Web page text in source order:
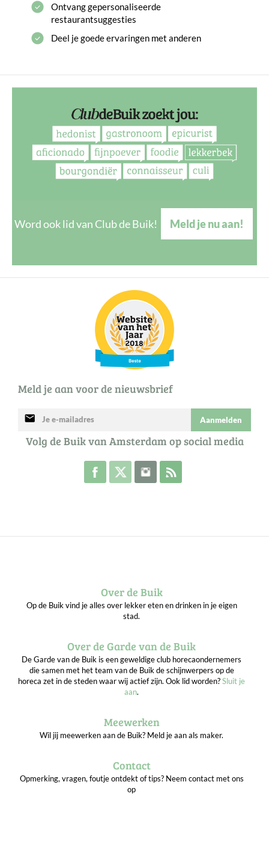
Ontvang gepersonaliseerde
restaurantsuggesties
Deel je goede ervaringen met anderen
Word ook lid van Club de Buik! Meld je nu aan!
Meld je aan voor de nieuwsbrief
mail Aanmelden
Volg de Buik van Amsterdam op social media
Volg de Buik op Facebook
Volg de Buik op Twitter
Volg de Buik op Instagram
Over de Buik
Op de Buik vind je alles over lekker eten en drinken in je eigen
stad.
Over de Garde van de Buik
De Garde van de Buik is een geweldige club horecaondernemers
die samen met het team van de Buik de schijnwerpers op de
horeca zet in de steden waar wij actief zijn. Ook lid worden?Sluit je
aan.
Meewerken
Wil jij meewerken aan de Buik? Meld je aan als maker.
Contact
Opmerking, vragen, foutje ontdekt of tips? Neem contact met ons
op